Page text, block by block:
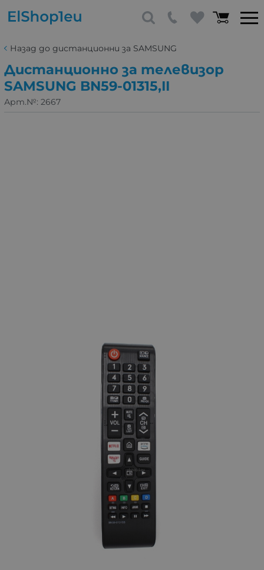
Назад до дистанционни за SAMSUNG
Дистанционно за телевизор
SAMSUNG BN59-01315,II
Арт.№: 2667